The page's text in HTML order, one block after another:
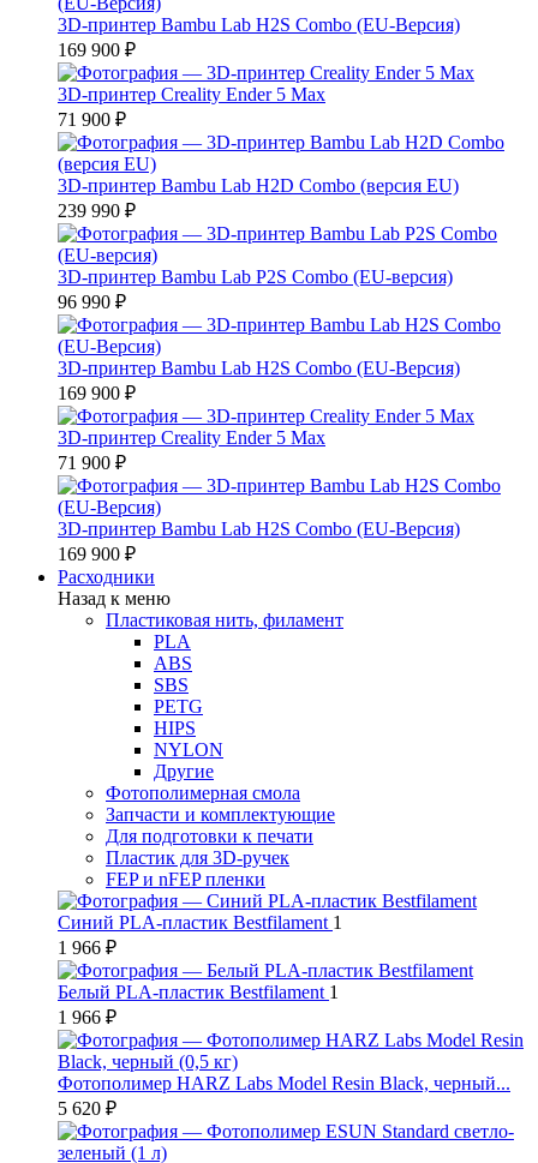
3D-принтер Bambu Lab H2S Combo (EU-Версия)
169 900 ₽
3D-принтер Creality Ender 5 Max
71 900 ₽
3D-принтер Bambu Lab H2D Combo (версия EU)
239 990 ₽
3D-принтер Bambu Lab P2S Combo (EU-версия)
96 990 ₽
3D-принтер Bambu Lab H2S Combo (EU-Версия)
169 900 ₽
3D-принтер Creality Ender 5 Max
71 900 ₽
3D-принтер Bambu Lab H2S Combo (EU-Версия)
169 900 ₽
Расходники
Назад к меню
Пластиковая нить, филамент
PLA
ABS
SBS
PETG
HIPS
NYLON
Другие
Фотополимерная смола
Запчасти и комплектующие
Для подготовки к печати
Пластик для 3D-ручек
FEP и nFEP пленки
Синий PLA-пластик Bestfilament 1
1 966 ₽
Белый PLA-пластик Bestfilament 1
1 966 ₽
Фотополимер HARZ Labs Model Resin Black, черный...
5 620 ₽